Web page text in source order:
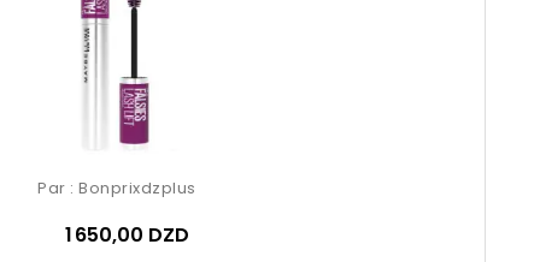
Par : Bonprixdzplus
1 650,00 DZD